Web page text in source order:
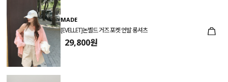
MADE
[EVELLET]논벨드 거즈 포켓 언발 롱셔츠
29,800원